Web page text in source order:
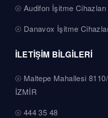
Audifon İşitme Cihazları
Danavox İşitme
İLETİŞİM BİLGİLERİ
Maltepe Mahallesi
İZMİR
444 35 48